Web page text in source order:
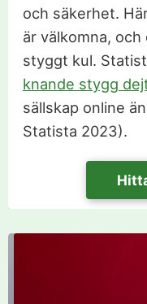
och säkerhet.
är välkomna,
styggt kul.
knande stygg
sällskap online
Statista 2023).